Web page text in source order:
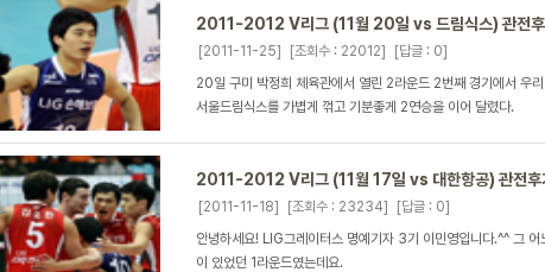
2011-2012 V리그 (11월 20일 vs 드림식스) 관전후
[2011-11-25] [조회수 : 22012]
[답글 : 0]
20일 구미 박정희 체육관에서 열린 2라운드 2번째 경기에서
서울드림식스를 가볍게 꺾고 기분좋게 2연승을 이어 달렸다.
2011-2012 V리그 (11월 17일 vs 대한항공) 관전후
[2011-11-18] [조회수 : 23234]
[답글 : 0]
안녕하세요! LIG그레이터스 명예기자 3기 이민영입니다.^^ 그
이 있었던 1라운드였는데요.